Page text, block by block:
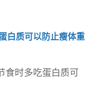
白质可以防止瘦体重
食时多吃蛋白质可